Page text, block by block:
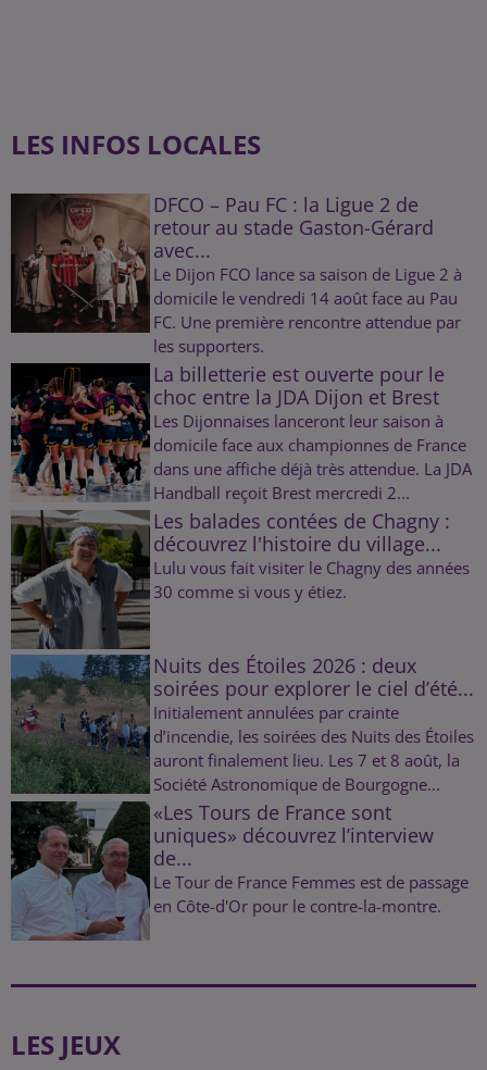
LES INFOS LOCALES
DFCO – Pau FC : la Ligue 2 de
retour au stade Gaston-Gérard
avec...
Le Dijon FCO lance sa saison de Ligue 2 à
domicile le vendredi 14 août face au Pau
FC. Une première rencontre attendue par
les supporters.
La billetterie est ouverte pour le
choc entre la JDA Dijon et Brest
Les Dijonnaises lanceront leur saison à
domicile face aux championnes de France
dans une affiche déjà très attendue. La JDA
Handball reçoit Brest mercredi 2...
Les balades contées de Chagny :
découvrez l'histoire du village...
Lulu vous fait visiter le Chagny des années
30 comme si vous y étiez.
Nuits des Étoiles 2026 : deux
soirées pour explorer le ciel d’été...
Initialement annulées par crainte
d’incendie, les soirées des Nuits des Étoiles
auront finalement lieu. Les 7 et 8 août, la
Société Astronomique de Bourgogne...
«Les Tours de France sont
uniques» découvrez l’interview
de...
Le Tour de France Femmes est de passage
en Côte-d'Or pour le contre-la-montre.
LES JEUX